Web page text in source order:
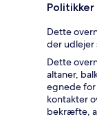
Politikker
Dette
der udlejer
Dette
altaner,
egnede for
kontakter
bekræfte,